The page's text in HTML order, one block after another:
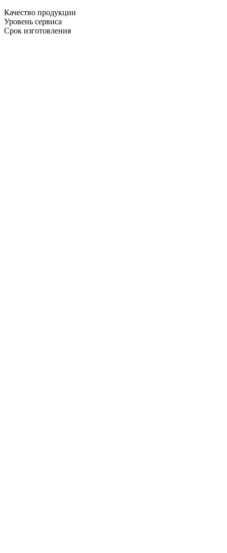
Качество продукции
Уровень сервиса
Срок изготовления